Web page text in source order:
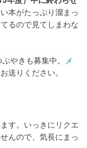
本がたっぷり溜まっ
るので見てしまわな
やきも募集中。 メ
送りください。
す。いっきにリクエ
んので、気長にまっ